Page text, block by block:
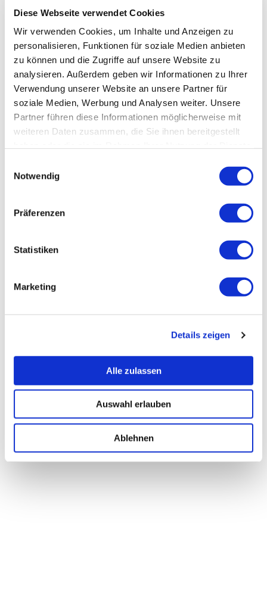
Diese Webseite verwendet Cookies
Wir verwenden Cookies, um Inhalte und Anzeigen zu
personalisieren, Funktionen für soziale Medien anbieten
zu können und die Zugriffe auf unsere Website zu
analysieren. Außerdem geben wir Informationen zu Ihrer
Verwendung unserer Website an unsere Partner für
soziale Medien, Werbung und Analysen weiter. Unsere
Partner führen diese Informationen möglicherweise mit
weiteren Daten zusammen, die Sie ihnen bereitgestellt
Notwendig
Präferenzen
Statistiken
Marketing
Details zeigen
Alle zulassen
Auswahl erlauben
Ablehnen